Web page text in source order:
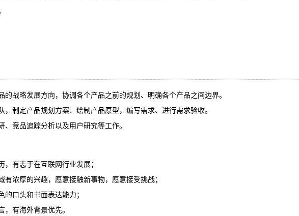
的战略发展方向，协调各个产品之前的规划、明确各个产品之间边界。
，制定产品规划方案、绘制产品原型，编写需求、进行需求验收。
、竞品追踪分析以及用户研究等工作。
，有志于在互联网行业发展；
有浓厚的兴趣，愿意接触新事物，愿意接受挑战；
的口头和书面表达能力；
，有海外背景优先。